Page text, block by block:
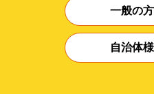
一般の
自治体